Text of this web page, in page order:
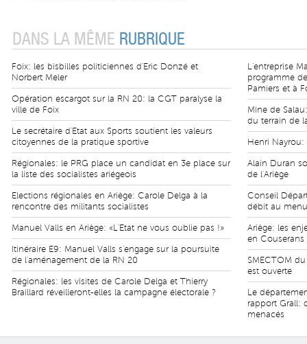
DANS LA MÊME RUBRIQUE
Foix: les bisbilles politiciennes d'Eric Donzé et
Norbert Meler
Opération escargot sur la RN 20: la CGT paralyse la
ville de Foix
Le secrétaire d'Etat aux Sports soutient les valeurs
citoyennes de la pratique sportive
Régionales: le PRG place un candidat en 3e place sur
la liste des socialistes ariégeois
Elections régionales en Ariège: Carole Delga à la
rencontre des militants socialistes
Manuel Valls en Ariège: «L'Etat ne vous oublie pas !»
Itinéraire E9: Manuel Valls s'engage sur la poursuite
de l'aménagement de la RN 20
Régionales: les visites de Carole Delga et Thierry
Braillard réveilleront-elles la campagne électorale ?
L'entreprise
programme
Pamiers et à
Mine de
du terrain de
Henri
Alain Duran
de l'Ariège
Conseil
débit au
Ariège: les
en Couserans
SMECTOM
est ouverte
Le
rapport Grall:
menacés